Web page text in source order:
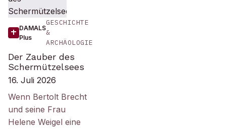
DAMALS
Plus
GESCHICHTE
&
ARCHÄOLOGIE
Der Zauber des
Schermützelsees
16. Juli 2026
Wenn Bertolt Brecht
und seine Frau
Helene Weigel eine